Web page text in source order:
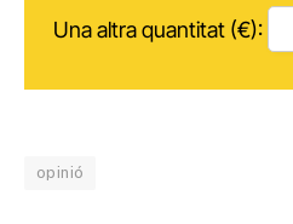
Una altra quantitat (€):
opinió